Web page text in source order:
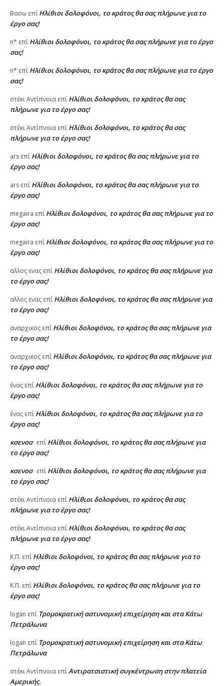
Βασω επί Ηλίθιοι δολοφόνοι, το κράτος θα σας πλήρωνε για το
έργο σας!
n* επί Ηλίθιοι δολοφόνοι, το κράτος θα σας πλήρωνε για το έργο
σας!
n* επί Ηλίθιοι δολοφόνοι, το κράτος θα σας πλήρωνε για το έργο
σας!
στέκι Αντίπνοια επί Ηλίθιοι δολοφόνοι, το κράτος θα σας
πλήρωνε για το έργο σας!
στέκι Αντίπνοια επί Ηλίθιοι δολοφόνοι, το κράτος θα σας
πλήρωνε για το έργο σας!
ars επί Ηλίθιοι δολοφόνοι, το κράτος θα σας πλήρωνε για το
έργο σας!
ars επί Ηλίθιοι δολοφόνοι, το κράτος θα σας πλήρωνε για το
έργο σας!
megaira επί Ηλίθιοι δολοφόνοι, το κράτος θα σας πλήρωνε για το
έργο σας!
megaira επί Ηλίθιοι δολοφόνοι, το κράτος θα σας πλήρωνε για το
έργο σας!
αλλος ενας επί Ηλίθιοι δολοφόνοι, το κράτος θα σας πλήρωνε για
το έργο σας!
αλλος ενας επί Ηλίθιοι δολοφόνοι, το κράτος θα σας πλήρωνε για
το έργο σας!
αναρχικος επί Ηλίθιοι δολοφόνοι, το κράτος θα σας πλήρωνε για
το έργο σας!
αναρχικος επί Ηλίθιοι δολοφόνοι, το κράτος θα σας πλήρωνε για
το έργο σας!
ένας επί Ηλίθιοι δολοφόνοι, το κράτος θα σας πλήρωνε για το
έργο σας!
ένας επί Ηλίθιοι δολοφόνοι, το κράτος θα σας πλήρωνε για το
έργο σας!
κσενοσ επί Ηλίθιοι δολοφόνοι, το κράτος θα σας πλήρωνε για
το έργο σας!
κσενοσ επί Ηλίθιοι δολοφόνοι, το κράτος θα σας πλήρωνε για
το έργο σας!
στέκι Αντίπνοια επί Ηλίθιοι δολοφόνοι, το κράτος θα σας
πλήρωνε για το έργο σας!
στέκι Αντίπνοια επί Ηλίθιοι δολοφόνοι, το κράτος θα σας
πλήρωνε για το έργο σας!
Κ.Π. επί Ηλίθιοι δολοφόνοι, το κράτος θα σας πλήρωνε για το
έργο σας!
Κ.Π. επί Ηλίθιοι δολοφόνοι, το κράτος θα σας πλήρωνε για το
έργο σας!
logan επί Τρομοκρατική αστυνομική επιχείρηση και στα Κάτω
Πετράλωνα
logan επί Τρομοκρατική αστυνομική επιχείρηση και στα Κάτω
Πετράλωνα
στέκι Αντίπνοια επίΑντιρατσιστική συγκέντρωση στην πλατεία
Αμερικής.